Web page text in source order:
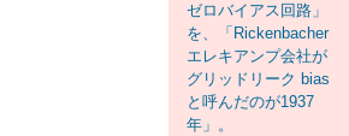
ゼロバイアス回路」
を、「Rickenbacher
エレキアンプ会社が
グリッドリーク bias
と呼んだのが1937
年」。